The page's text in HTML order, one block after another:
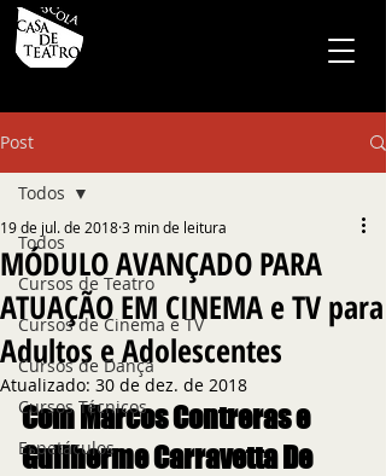
Post
Todos
Cursos de Teatro
Cursos de Cinema e TV
Cursos de Dança
Cursos Técnicos
Espetáculos
Todos
MÓDULO AVANÇADO PARA
ATUAÇÃO EM CINEMA e TV para
Adultos e Adolescentes
19 de jul. de 20183 min de leitura
Atualizado: 30 de dez. de 2018
Com Marcos Contreras e
Guilherme Carravetta De